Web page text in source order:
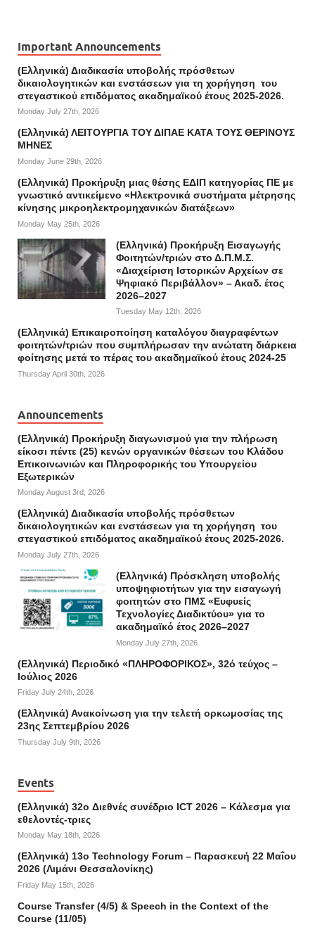
Important Announcements
(Ελληνικά) Διαδικασία υποβολής πρόσθετων
δικαιολογητικών και ενστάσεων για τη χορήγηση του
στεγαστικού επιδόματος ακαδημαϊκού έτους 2025-2026.
Monday July 27th, 2026
(Ελληνικά) ΛΕΙΤΟΥΡΓΙΑ ΤΟΥ ΔΙΠΑΕ ΚΑΤΑ ΤΟΥΣ ΘΕΡΙΝΟΥΣ
ΜΗΝΕΣ
Monday June 29th, 2026
(Ελληνικά) Προκήρυξη μιας θέσης ΕΔΙΠ κατηγορίας ΠΕ με
γνωστικό αντικείμενο «Ηλεκτρονικά συστήματα μέτρησης
κίνησης μικροηλεκτρομηχανικών διατάξεων»
Monday May 25th, 2026
(Ελληνικά) Προκήρυξη Εισαγωγής
Φοιτητών/τριών στο Δ.Π.Μ.Σ.
«Διαχείριση Ιστορικών Αρχείων σε
Ψηφιακό Περιβάλλον» – Ακαδ. έτος
2026–2027
Tuesday May 12th, 2026
(Ελληνικά) Επικαιροποίηση καταλόγου διαγραφέντων
φοιτητών/τριών που συμπλήρωσαν την ανώτατη διάρκεια
φοίτησης μετά το πέρας του ακαδημαϊκού έτους 2024-25
Thursday April 30th, 2026
Announcements
(Ελληνικά) Προκήρυξη διαγωνισμού για την πλήρωση
είκοσι πέντε (25) κενών οργανικών θέσεων του Κλάδου
Επικοινωνιών και Πληροφορικής του Υπουργείου
Εξωτερικών
Monday August 3rd, 2026
(Ελληνικά) Διαδικασία υποβολής πρόσθετων
δικαιολογητικών και ενστάσεων για τη χορήγηση του
στεγαστικού επιδόματος ακαδημαϊκού έτους 2025-2026.
Monday July 27th, 2026
(Ελληνικά) Πρόσκληση υποβολής
υποψηφιοτήτων για την εισαγωγή
φοιτητών στο ΠΜΣ «Ευφυείς
Τεχνολογίες Διαδικτύου» για το
ακαδημαϊκό έτος 2026–2027
Monday July 27th, 2026
(Ελληνικά) Περιοδικό «ΠΛΗΡΟΦΟΡΙΚΟΣ», 32ό τεύχος –
Ιούλιος 2026
Friday July 24th, 2026
(Ελληνικά) Ανακοίνωση για την τελετή ορκωμοσίας της
23ης Σεπτεμβρίου 2026
Thursday July 9th, 2026
Events
(Ελληνικά) 32o Διεθνές συνέδριο ICT 2026 – Κάλεσμα για
εθελοντές-τριες
Monday May 18th, 2026
(Ελληνικά) 13ο Technology Forum – Παρασκευή 22 Μαΐου
2026 (Λιμάνι Θεσσαλονίκης)
Friday May 15th, 2026
Course Transfer (4/5) & Speech in the Context of the
Course (11/05)